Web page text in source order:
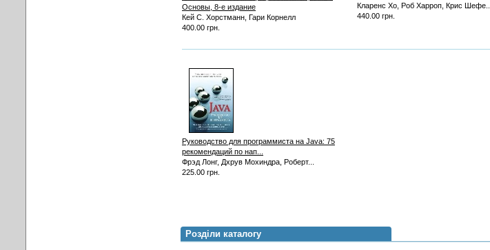
Основы, 8-е издание
Кей С. Хорстманн, Гари Корнелл
400.00 грн.
Кларенс Хо, Роб Харроп, Крис Шефе...
440.00 грн.
Руководство для программиста на Java: 75
рекомендаций по нап...
Фрэд Лонг, Дхрув Мохиндра, Роберт...
225.00 грн.
Розділи каталогу